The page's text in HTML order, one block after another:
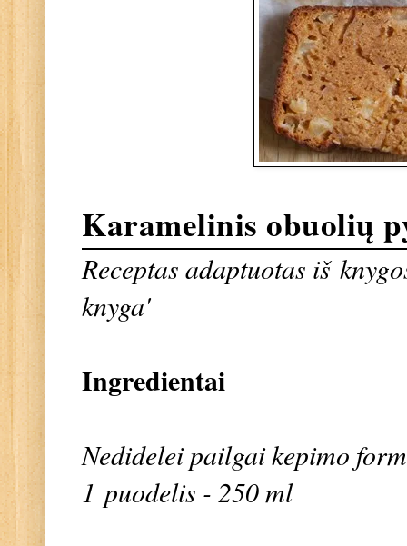
Karamelinis obuolių
Receptas adaptuotas iš
knyga'
Ingredientai
Nedidelei pailgai kepimo
1 puodelis - 250 ml